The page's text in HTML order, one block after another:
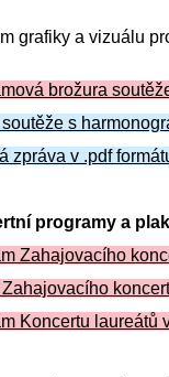
grafiky a vizuálu
brožura
s
zpráva v .pdf
programy a
Zahajovacího
Koncertu laureátů